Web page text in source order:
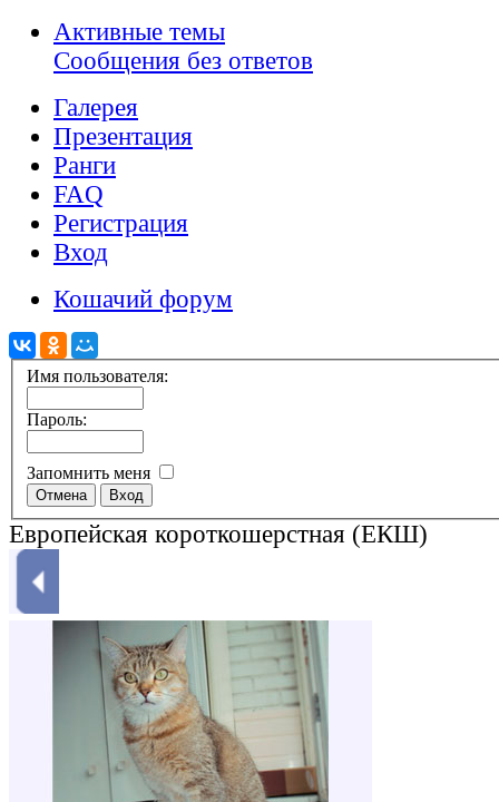
Активные темы
Сообщения без ответов
Галерея
Презентация
Ранги
FAQ
Регистрация
Вход
Кошачий форум
Имя пользователя:
Пароль:
Запомнить меня
Европейская короткошерстная (ЕКШ)